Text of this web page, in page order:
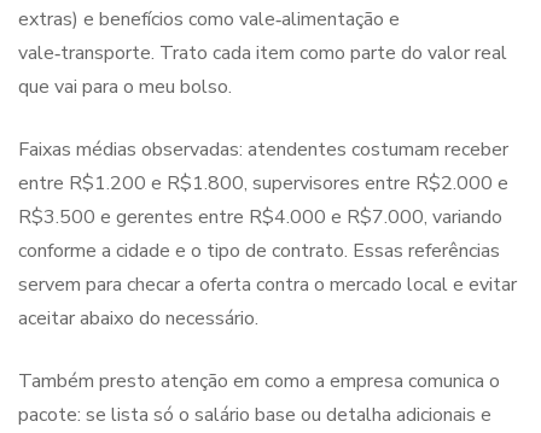
extras) e benefícios como vale‑alimentação e
vale‑transporte. Trato cada item como parte do valor real
que vai para o meu bolso.
Faixas médias observadas: atendentes costumam receber
entre R$1.200 e R$1.800, supervisores entre R$2.000 e
R$3.500 e gerentes entre R$4.000 e R$7.000, variando
conforme a cidade e o tipo de contrato. Essas referências
servem para checar a oferta contra o mercado local e evitar
aceitar abaixo do necessário.
Também presto atenção em como a empresa comunica o
pacote: se lista só o salário base ou detalha adicionais e